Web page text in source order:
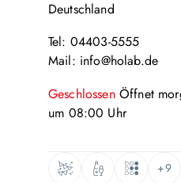
Deutschland
Tel: 04403-5555
Mail: info@holab.de
Geschlossen Öffnet
um 08:00 Uhr
+9